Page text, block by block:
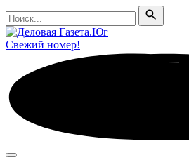
Поиск
Поиск
Свежий номер!